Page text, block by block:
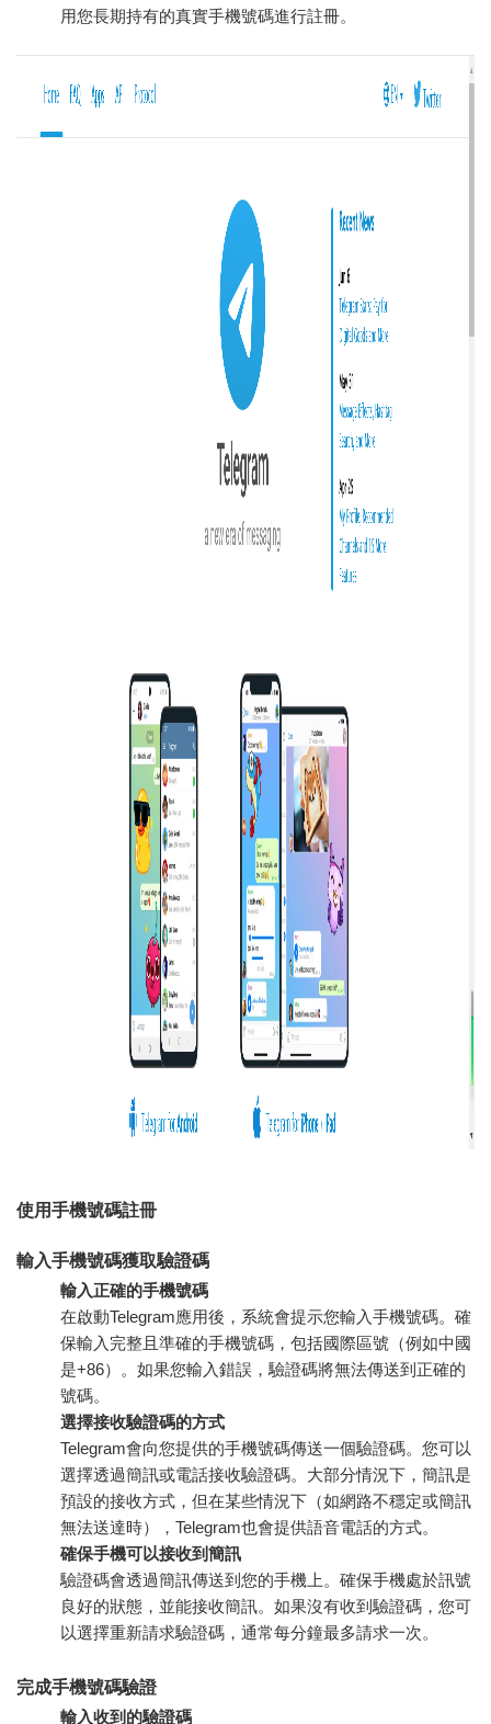
用您長期持有的真實手機號碼進行註冊。
使用手機號碼註冊
輸入手機號碼獲取驗證碼
輸入正確的手機號碼
在啟動Telegram應用後，系統會提示您輸入手機號碼。確
保輸入完整且準確的手機號碼，包括國際區號（例如中國
是+86）。如果您輸入錯誤，驗證碼將無法傳送到正確的
號碼。
選擇接收驗證碼的方式
Telegram會向您提供的手機號碼傳送一個驗證碼。您可以
選擇透過簡訊或電話接收驗證碼。大部分情況下，簡訊是
預設的接收方式，但在某些情況下（如網路不穩定或簡訊
無法送達時），Telegram也會提供語音電話的方式。
確保手機可以接收到簡訊
驗證碼會透過簡訊傳送到您的手機上。確保手機處於訊號
良好的狀態，並能接收簡訊。如果沒有收到驗證碼，您可
以選擇重新請求驗證碼，通常每分鐘最多請求一次。
完成手機號碼驗證
輸入收到的驗證碼